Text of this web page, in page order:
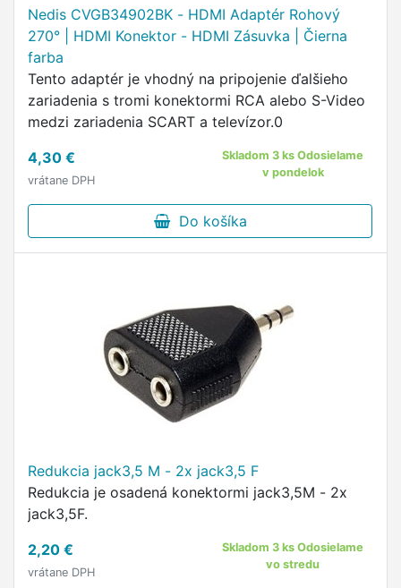
Nedis CVGB34902BK - HDMI Adaptér Rohový
270° | HDMI Konektor - HDMI Zásuvka | Čierna
farba
Tento adaptér je vhodný na pripojenie ďalšieho
zariadenia s tromi konektormi RCA alebo S-Video
medzi zariadenia SCART a televízor.0
4,30 €
vrátane DPH
Skladom 3 ks Odosielame
v pondelok
Do košíka
Redukcia jack3,5 M - 2x jack3,5 F
Redukcia je osadená konektormi jack3,5M - 2x
jack3,5F.
2,20 €
vrátane DPH
Skladom 3 ks Odosielame
vo stredu